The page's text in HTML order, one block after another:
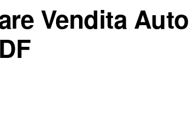
Vendita Auto